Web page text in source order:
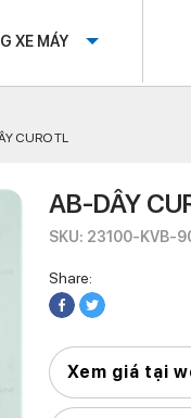
XE MÁY
CURO TL
AB-DÂY
SKU: 23100-KVB-
Share:
Xem giá tại